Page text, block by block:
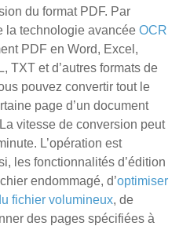
du format PDF. Par
la technologie avancée OCR
PDF en Word, Excel,
TXT et d’autres formats de
pouvez convertir tout le
page d’un document
vitesse de conversion peut
L’opération est
les fonctionnalités d’édition
endommagé, d’optimiser
fichier volumineux, de
des pages spécifiées à